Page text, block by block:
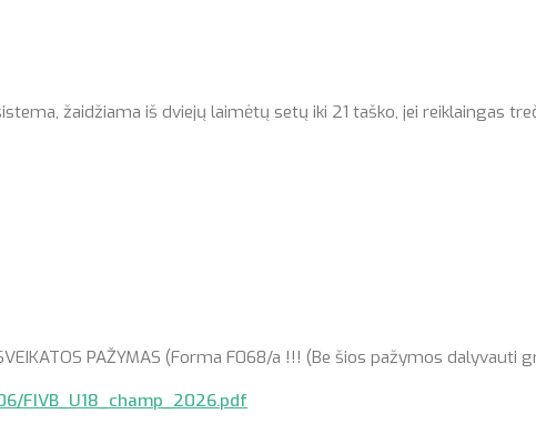
žaidžiama iš dviejų laimėtų setų iki 21 taško, jei reiklaingas
SVEIKATOS PAŽYMAS (Forma F068/a !!! (Be šios pažymos